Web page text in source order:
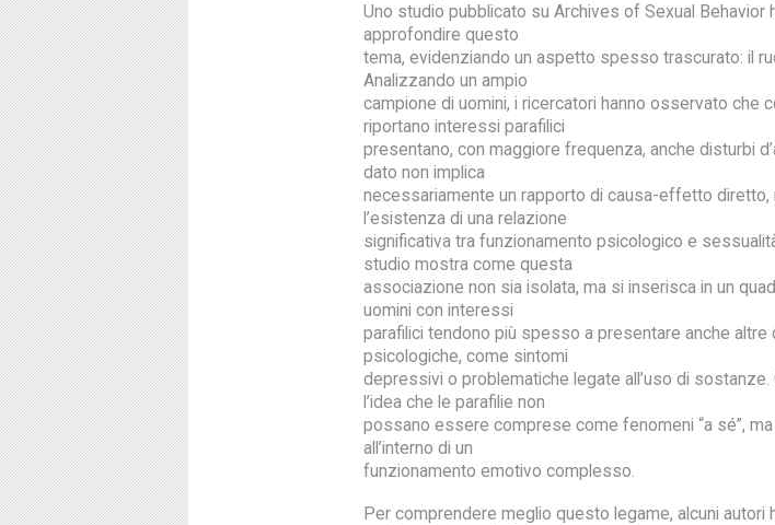
Uno studio pubblicato su Archives of Sexual Behavior
approfondire questo
tema, evidenziando un aspetto spesso trascurato: il
Analizzando un ampio
campione di uomini, i ricercatori hanno osservato che
riportano interessi parafilici
presentano, con maggiore frequenza, anche disturbi
dato non implica
necessariamente un rapporto di causa-effetto diretto,
l’esistenza di una relazione
significativa tra funzionamento psicologico e
studio mostra come questa
associazione non sia isolata, ma si inserisca in un
uomini con interessi
parafilici tendono più spesso a presentare anche altre
psicologiche, come sintomi
depressivi o problematiche legate all’uso di
l’idea che le parafilie non
possano essere comprese come fenomeni “a sé”,
all’interno di un
funzionamento emotivo complesso.
Per comprendere meglio questo legame, alcuni autori